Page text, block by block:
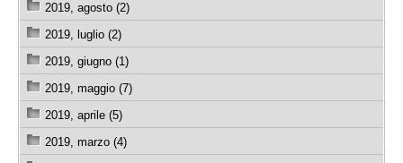
2019, agosto (2)
2019, luglio (2)
2019, giugno (1)
2019, maggio (7)
2019, aprile (5)
2019, marzo (4)